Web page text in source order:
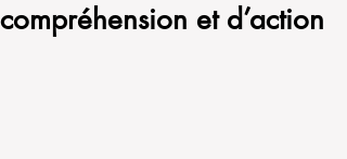
compréhension et d’action